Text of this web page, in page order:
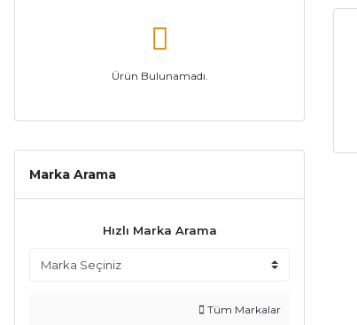
Ürün Bulunamadı.
Marka Arama
Hızlı Marka Arama
Tüm Markalar